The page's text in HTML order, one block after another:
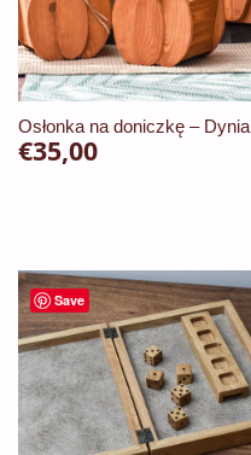
można
wybrać
na
Osłonka na doniczkę – Dynia
€35,00
Save